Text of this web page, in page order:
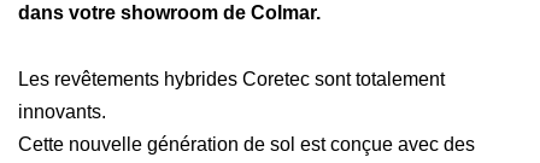
dans votre showroom de Colmar.
Les revêtements hybrides Coretec sont totalement
innovants.
Cette nouvelle génération de sol est conçue avec des